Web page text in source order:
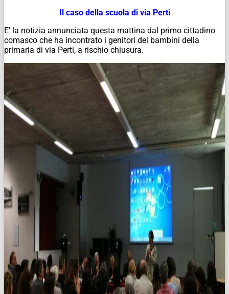
Il caso della scuola di via Perti
E’ la notizia annunciata questa mattina dal primo cittadino
comasco che ha incontrato i genitori dei bambini della
primaria di via Perti, a rischio chiusura.